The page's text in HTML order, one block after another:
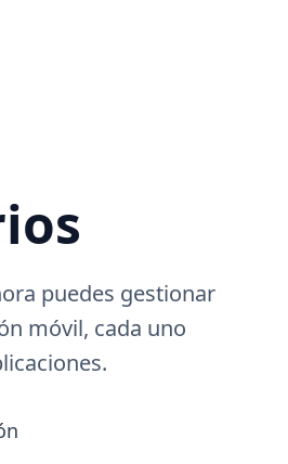
puedes gestionar
móvil, cada uno